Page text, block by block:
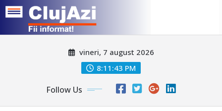
vineri, 7 august 2026
8:11:45 PM
Follow Us